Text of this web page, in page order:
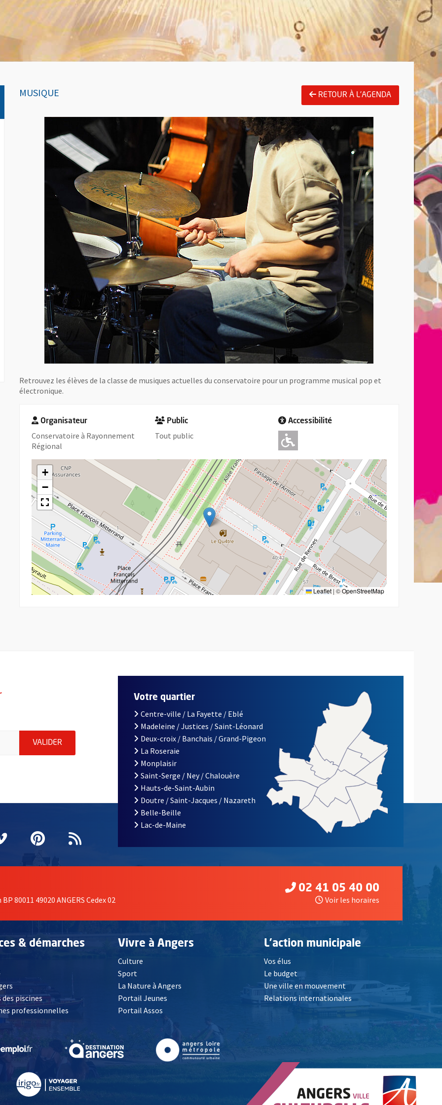
MUSIQUE RETOUR À L'AGENDA
Retrouvez les élèves de la classe de musiques actuelles du conservatoire pour un programme musical pop et
électronique.
Organisateur
Conservatoire à Rayonnement
Régional
Public
Tout public
Accessibilité
Adapté pour l'handicap
+
−
Leaflet | ©OpenStreetMap
indiquez votre email (champ obligatoire)
VALIDER ENVOYER MA DEMANDE D'INSCRIPTION À LA LETTRE D'INFORMATION DE LA VILLE D'ANGERS
fenêtrefenêtre
une nouvelle fenêtre
Vimeo
, Ouvre une nouvelle fenêtre
Pinterest
, Ouvre une nouvelle fenêtre
Flux RSS
Votre quartier
Centre-ville / La Fayette / Eblé
Madeleine / Justices / Saint-Léonard
Deux-croix / Banchais / Grand-Pigeon
La Roseraie
Monplaisir
Saint-Serge / Ney / Chalouère
Hauts-de-Saint-Aubin
Doutre / Saint-Jacques / Nazareth
Belle-Beille
Lac-de-Maine
80011 49020 ANGERS Cedex 02
02 41 05 40 00
Voir les horaires
& démarches
, Ouvre une nouvelle fenêtre
piscines
professionnelles
Vivre à Angers
Culture
Sport
La Nature à Angers
Portail Jeunes
Portail Assos
L'action municipale
Vos élus
Le budget
Une ville en mouvement
Relations internationales
fenêtre , Ouvre une nouvelle fenêtre , Ouvre une nouvelle fenêtre, Ouvre une nouvelle fenêtre